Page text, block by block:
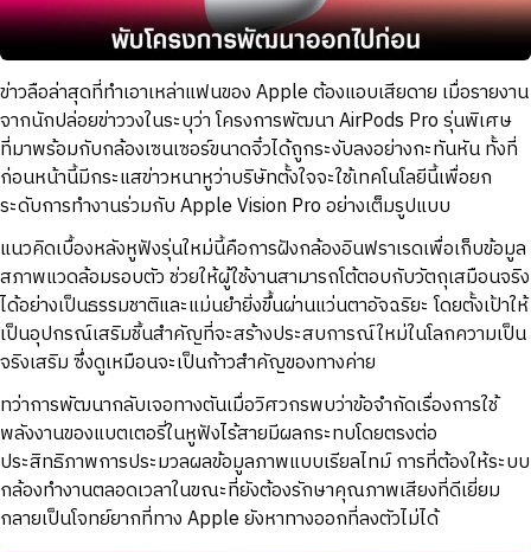
ข่าวลือล่าสุดที่ทำเอาเหล่าแฟนของ Apple ต้องแอบเสียดาย เมื่อรายงาน
จากนักปล่อยข่าววงในระบุว่า โครงการพัฒนา AirPods Pro รุ่นพิเศษ
ที่มาพร้อมกับกล้องเซนเซอร์ขนาดจิ๋วได้ถูกระงับลงอย่างกะทันหัน ทั้งที่
ก่อนหน้านี้มีกระแสข่าวหนาหูว่าบริษัทตั้งใจจะใช้เทคโนโลยีนี้เพื่อยก
ระดับการทำงานร่วมกับ Apple Vision Pro อย่างเต็มรูปแบบ
แนวคิดเบื้องหลังหูฟังรุ่นใหม่นี้คือการฝังกล้องอินฟราเรดเพื่อเก็บข้อมูล
สภาพแวดล้อมรอบตัว ช่วยให้ผู้ใช้งานสามารถโต้ตอบกับวัตถุเสมือนจริง
ได้อย่างเป็นธรรมชาติและแม่นยำยิ่งขึ้นผ่านแว่นตาอัจฉริยะ โดยตั้งเป้าให้
เป็นอุปกรณ์เสริมชิ้นสำคัญที่จะสร้างประสบการณ์ใหม่ในโลกความเป็น
จริงเสริม ซึ่งดูเหมือนจะเป็นก้าวสำคัญของทางค่าย
ทว่าการพัฒนากลับเจอทางตันเมื่อวิศวกรพบว่าข้อจำกัดเรื่องการใช้
พลังงานของแบตเตอรี่ในหูฟังไร้สายมีผลกระทบโดยตรงต่อ
ประสิทธิภาพการประมวลผลข้อมูลภาพแบบเรียลไทม์ การที่ต้องให้ระบบ
กล้องทำงานตลอดเวลาในขณะที่ยังต้องรักษาคุณภาพเสียงที่ดีเยี่ยม
กลายเป็นโจทย์ยากที่ทาง Apple ยังหาทางออกที่ลงตัวไม่ได้